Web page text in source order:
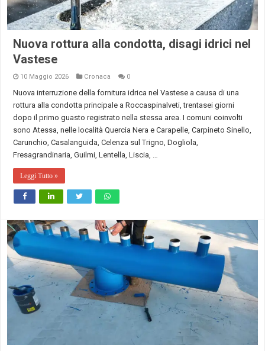
Nuova rottura alla condotta, disagi idrici nel
Vastese
10 Maggio 2026 Cronaca 0
Nuova interruzione della fornitura idrica nel Vastese a causa di una
rottura alla condotta principale a Roccaspinalveti, trentasei giorni
dopo il primo guasto registrato nella stessa area. I comuni coinvolti
sono Atessa, nelle località Quercia Nera e Carapelle, Carpineto Sinello,
Carunchio, Casalanguida, Celenza sul Trigno, Dogliola,
Fresagrandinaria, Guilmi, Lentella, Liscia, …
Leggi Tutto »